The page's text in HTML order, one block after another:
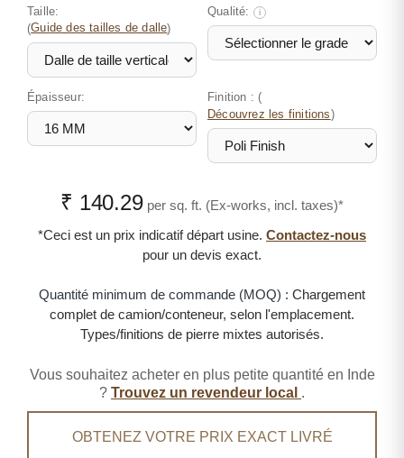
Taille:
(Guide des tailles de dalle)
Qualité: i
Épaisseur: Finition : (
Découvrez les finitions)
₹ 140.29 per sq. ft. (Ex-works, incl. taxes)*
*Ceci est un prix indicatif départ usine. Contactez-nous
pour un devis exact.
Quantité minimum de commande (MOQ) : Chargement
complet de camion/conteneur, selon l'emplacement.
Types/finitions de pierre mixtes autorisés.
Vous souhaitez acheter en plus petite quantité en Inde
? Trouvez un revendeur local .
OBTENEZ VOTRE PRIX EXACT LIVRÉ